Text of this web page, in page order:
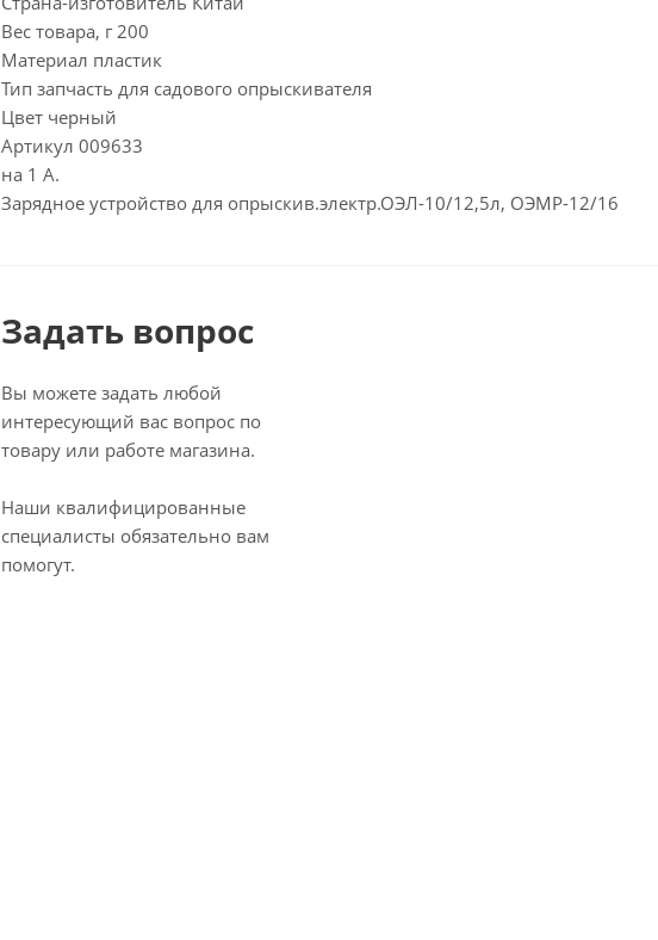
Вес товара, г 200
Материал пластик
Тип запчасть для садового опрыскивателя
Цвет черный
Артикул 009633
на 1 А.
Зарядное устройство для опрыскив.электр.ОЭЛ-10/12,5л, ОЭМР-12/16
Задать вопрос
Вы можете задать любой
интересующий вас вопрос по
товару или работе магазина.
Наши квалифицированные
специалисты обязательно вам
помогут.